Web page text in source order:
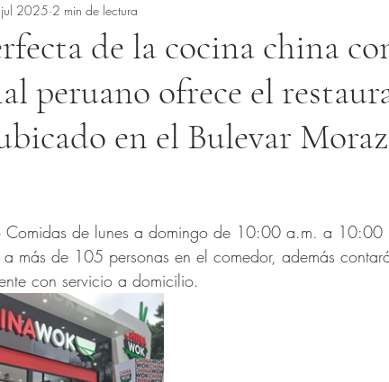
Negocios y Emprendimientos Cultura, sociedad y
Automóviles Novedades
de la cocina china
peruano ofrece el
en el Bulevar
2025 2 min de lectura
Comidas de lunes a domingo de 10:00 a.m. a 10:00
más de 105 personas en el comedor, además
con servicio a domicilio.